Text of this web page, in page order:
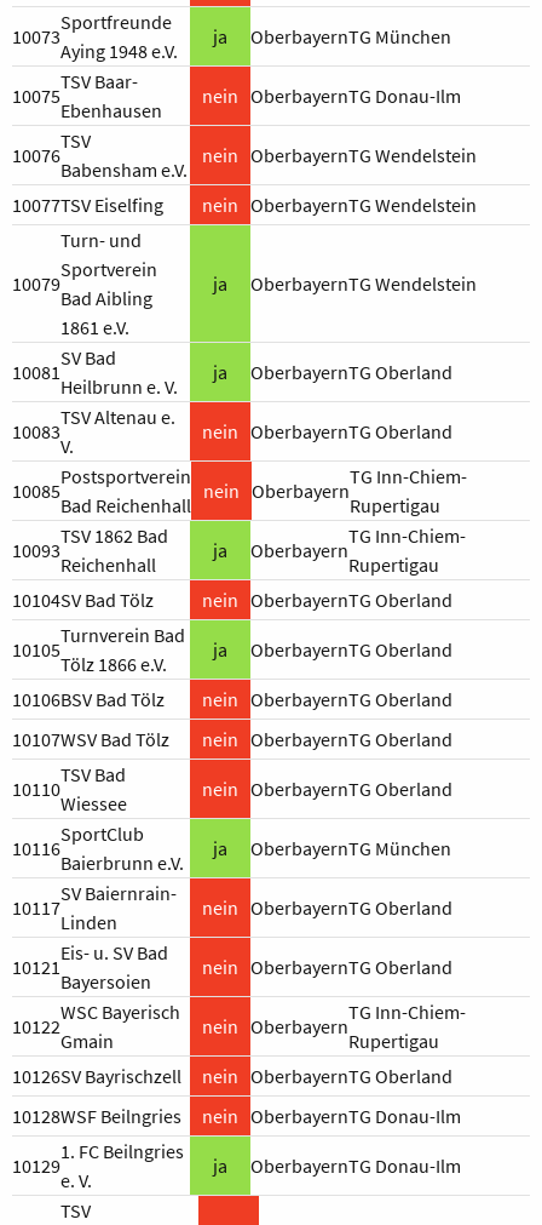
10073
Sportfreunde
Aying 1948 e.V.
ja OberbayernTG München
10075
TSV Baar-
Ebenhausen
nein OberbayernTG Donau-Ilm
10076
TSV
Babensham e.V.
nein OberbayernTG Wendelstein
10077TSV Eiselfing nein OberbayernTG Wendelstein
10079
Turn- und
Sportverein
Bad Aibling
1861 e.V.
ja OberbayernTG Wendelstein
10081
SV Bad
Heilbrunn e. V.
ja OberbayernTG Oberland
10083
TSV Altenau e.
V.
nein OberbayernTG Oberland
10085
Postsportverein
Bad Reichenhall
nein Oberbayern
TG Inn-Chiem-
Rupertigau
10093
TSV 1862 Bad
Reichenhall
ja Oberbayern
TG Inn-Chiem-
Rupertigau
10104SV Bad Tölz nein OberbayernTG Oberland
10105
Turnverein Bad
Tölz 1866 e.V.
ja OberbayernTG Oberland
10106BSV Bad Tölz nein OberbayernTG Oberland
10107WSV Bad Tölz nein OberbayernTG Oberland
10110
TSV Bad
Wiessee
nein OberbayernTG Oberland
10116
SportClub
Baierbrunn e.V.
ja OberbayernTG München
10117
SV Baiernrain-
Linden
nein OberbayernTG Oberland
10121
Eis- u. SV Bad
Bayersoien
nein OberbayernTG Oberland
10122
WSC Bayerisch
Gmain
nein Oberbayern
TG Inn-Chiem-
Rupertigau
10126SV Bayrischzell nein OberbayernTG Oberland
10128WSF Beilngries nein OberbayernTG Donau-Ilm
10129
1. FC Beilngries
e. V.
ja OberbayernTG Donau-Ilm
TSV